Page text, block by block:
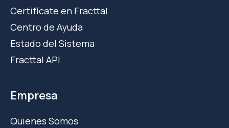
Certifícate en Fracttal
Centro de Ayuda
Estado del Sistema
Fracttal API
Empresa
Quienes Somos